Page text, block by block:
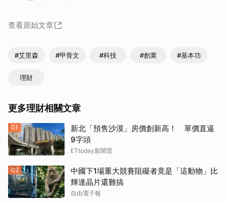
查看原始文章
#艾里森 #甲骨文 #科技 #創業 #基本功
理財
更多理財相關文章
01
新北「預售沙漠」房價創新高！ 單價直逼
9字頭
ETtoday新聞雲
02
中國下1場重大競賽阻礙者竟是「這動物」比
輝達晶片還難搞
自由電子報